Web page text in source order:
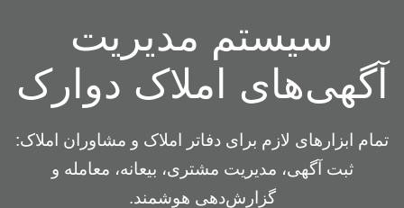
سیستم مدیریت
آگهی‌های املاک دوارک
تمام ابزارهای لازم برای دفاتر املاک و مشاوران املاک:
ثبت آگهی، مدیریت مشتری، بیعانه، معامله و
گزارش‌دهی هوشمند.